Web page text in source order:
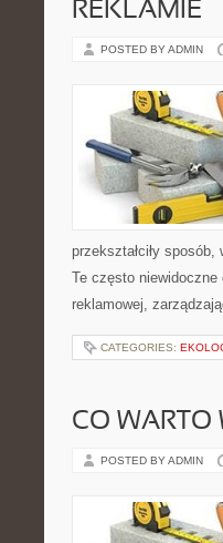
REKLAMIE
POSTED BY ADMIN
przekształciły
Te często niewidoczne
reklamowej,
CATEGORIES:
CO WARTO
POSTED BY ADMIN